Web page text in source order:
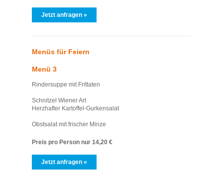
Jetzt anfragen »
Menüs für Feiern
Menü 3
Rindersuppe mit Frittaten
Schnitzel Wiener Art
Herzhafter Kartoffel-Gurkensalat
Obstsalat mit frischer Minze
Preis pro Person nur 14,20 €
Jetzt anfragen »